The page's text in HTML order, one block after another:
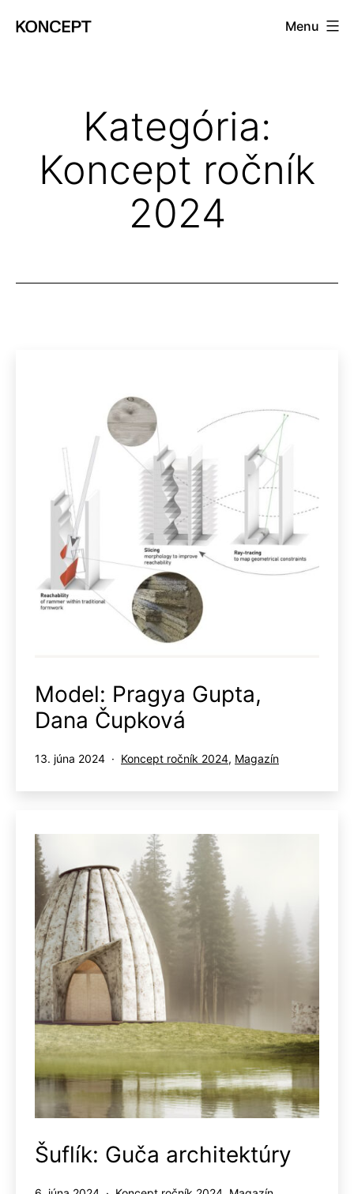
Menu
Kategória:
Koncept ročník
2024
Model: Pragya Gupta,
Dana Čupková
Publikované
13. júna 2024
Kategorizované
Koncept ročník 2024, Magazín
Šuflík: Guča architektúry